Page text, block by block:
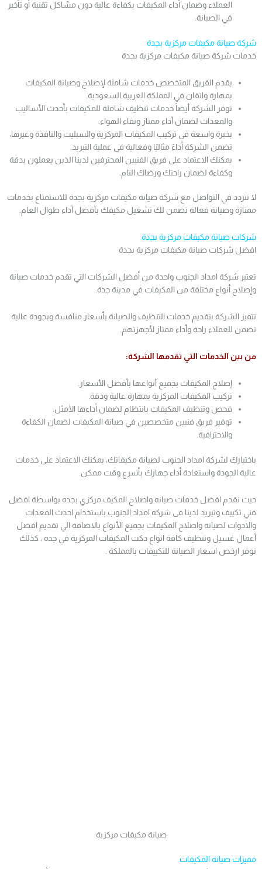
العملاء وضمان أداء المكيفات بكفاءة عالية دون مشاكل تقنية أو تأخير
في الصيانة.
شركة صيانة مكيفات مركزية بجدة
خدمات شركة صيانة مكيفات مركزية بجدة
يقدم الفريق المتخصص خدمات شاملة لإصلاح وصيانة المكيفات
بمهارة واتقان في المملكة العربية السعودية.
توفر الشركة أيضاً خدمات تنظيف شاملة للمكيفات بأحدث الأساليب
والمعدات لضمان أداء ممتاز ونقاء الهواء.
بخبرة واسعة في تركيب المكيفات المركزية والسبليت والنافذة وغيرها،
تضمن الشركة أداءً مثاليًا وفعالية في عملية التبريد.
يمكنك الاعتماد على فريق الفنيين المحترفين لدينا الذين يعملون بدقة
وكفاءة لضمان راحتك ورضاك التام.
لا تتردد في التواصل مع شركة صيانة مكيفات مركزية بجدة للاستمتاع بخدمات
ممتازة وصيانة فعالة تضمن لك تشغيل مكيفك بأفضل أداء طوال العام.
شركات صيانة مكيفات مركزية بجدة
افضل شركات صيانة مكيفات مركزية بجدة
تعتبر شركة امداد الجنوب واحدة من أفضل الشركات التي تقدم خدمات صيانة
وإصلاح أنواع مختلفة من المكيفات في مدينة جدة.
تتميز الشركة بتقديم خدمات التنظيف والصيانة بأسعار منافسة وبجودة عالية
تضمن للعملاء راحة وأداء ممتاز لأجهزتهم.
من بين الخدمات التي تقدمها الشركة:
إصلاح المكيفات بجميع أنواعها بأفضل الأسعار.
تركيب المكيفات المركزية بمهارة عالية ودقة.
فحص وتنظيف المكيفات بانتظام لضمان أداءها الأمثل.
توفير فريق فنيين متخصصين في صيانة المكيفات لضمان الكفاءة
والاحترافية.
باختيارك لشركة امداد الجنوب لصيانة مكيفاتك، يمكنك الاعتماد على خدمات
عالية الجودة واستعادة أداء جهازك بأسرع وقت ممكن.
حيث نقدم افضل خدمات صيانه واصلاح المكيف مركزي بجده بواسطة افضل
فني تكييف وتبريد لدينا فى شركه امداد الجنوب باستخدام احدث المعدات
والادوات لصيانة واصلاح المكيفات بجميع الأنواع بالاضافة الي تقديم افضل
أعمال غسيل وتنظيف كافة انواع دكت المكيفات المركزية في جده ، كذلك
نوفر ارخص اسعار الصيانة للتكييفات بالمملكة .
صيانة مكيفات مركزية
مميزات صيانة المكيفات